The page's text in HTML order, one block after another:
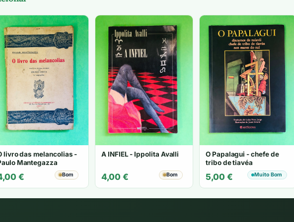
livro das melancolias -
Mantegazza
€ Bom
A INFIEL - Ippolita Avalli
4,00 € Bom
O Papalagui - chefe de
tribo de tiavéa
5,00 € Muito Bom